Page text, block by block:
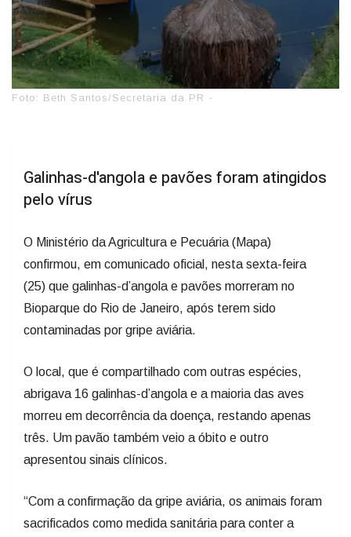
Foto: Beth Santos/Secretaria da PR -
Galinhas-d'angola e pavões foram atingidos
pelo vírus
O Ministério da Agricultura e Pecuária (Mapa)
confirmou, em comunicado oficial, nesta sexta-feira
(25) que galinhas-d’angola e pavões morreram no
Bioparque do Rio de Janeiro, após terem sido
contaminadas por gripe aviária.
O local, que é compartilhado com outras espécies,
abrigava 16 galinhas-d’angola e a maioria das aves
morreu em decorrência da doença, restando apenas
três. Um pavão também veio a óbito e outro
apresentou sinais clínicos.
“Com a confirmação da gripe aviária, os animais foram
sacrificados como medida sanitária para conter a